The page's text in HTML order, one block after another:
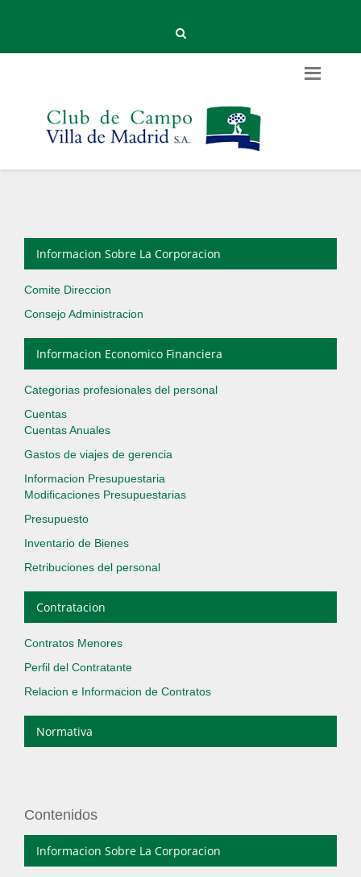
Informacion Sobre La Corporacion
Comite Direccion
Consejo Administracion
Informacion Economico Financiera
Categorias profesionales del personal
Cuentas
Cuentas Anuales
Gastos de viajes de gerencia
Informacion Presupuestaria
Modificaciones Presupuestarias
Presupuesto
Inventario de Bienes
Retribuciones del personal
Contratacion
Contratos Menores
Perfil del Contratante
Relacion e Informacion de Contratos
Normativa
Contenidos
Informacion Sobre La Corporacion